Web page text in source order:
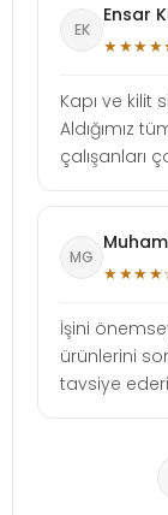
EK
Ensar
Kapı ve kilit
Aldığımız
çalışanları
MG
İşini
ürünlerini
tavsiye